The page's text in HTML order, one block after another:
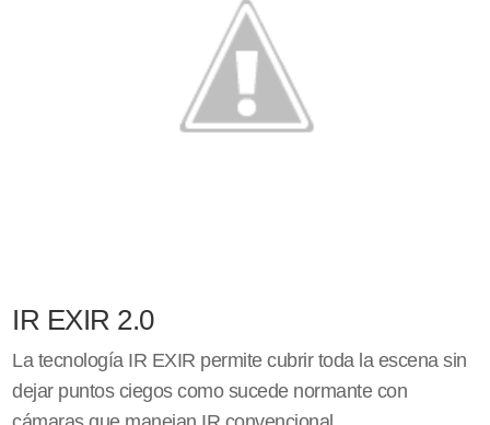
IR EXIR 2.0
La tecnología IR EXIR permite cubrir toda la escena sin
dejar puntos ciegos como sucede normante con